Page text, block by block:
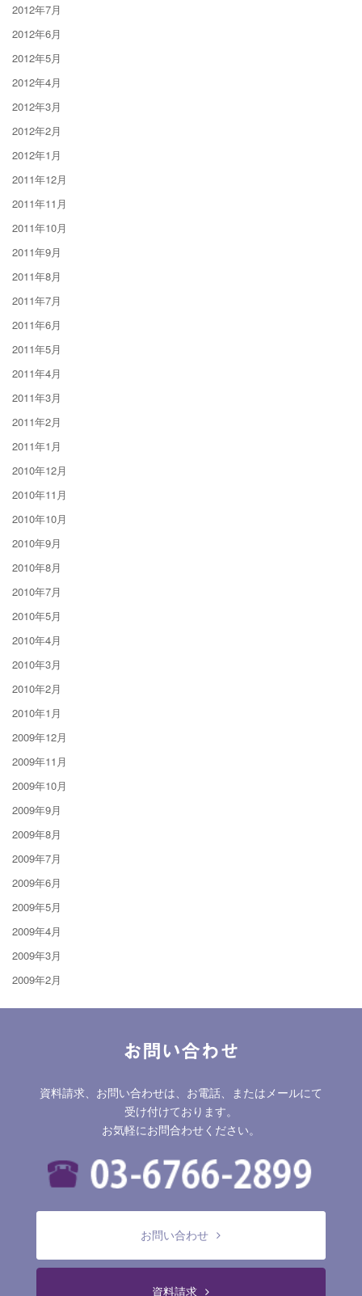
2012年7月
2012年6月
2012年5月
2012年4月
2012年3月
2012年2月
2012年1月
2011年12月
2011年11月
2011年10月
2011年9月
2011年8月
2011年7月
2011年6月
2011年5月
2011年4月
2011年3月
2011年2月
2011年1月
2010年12月
2010年11月
2010年10月
2010年9月
2010年8月
2010年7月
2010年5月
2010年4月
2010年3月
2010年2月
2010年1月
2009年12月
2009年11月
2009年10月
2009年9月
2009年8月
2009年7月
2009年6月
2009年5月
2009年4月
2009年3月
2009年2月
お問い合わせ
資料請求、お問い合わせは、お電話、またはメールにて
受け付けております。
お気軽にお問合わせください。
お問い合わせ
資料請求